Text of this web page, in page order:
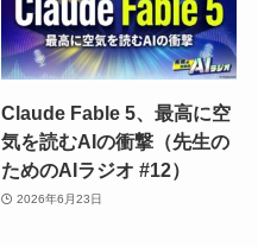
Claude Fable 5、最高に空
気を読むAIの衝撃（先生の
ためのAIラジオ #12）
2026年6月23日